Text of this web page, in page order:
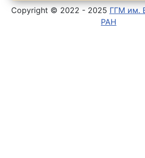
Copyright © 2022 - 2025 ГГМ им.
РАН